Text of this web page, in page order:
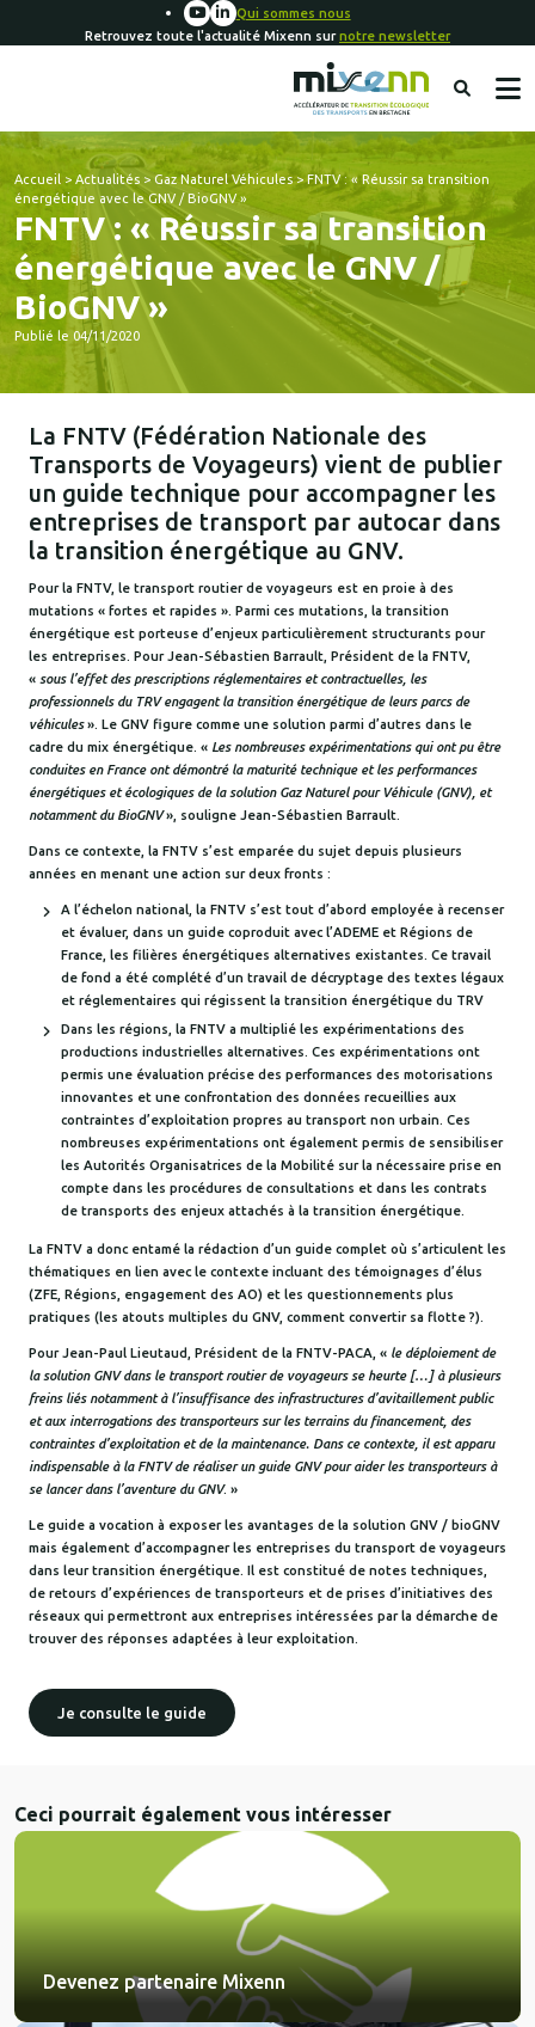
Qui sommes nous
Retrouvez toute l'actualité Mixenn surnotre newsletter
Accueil > Actualités > Gaz Naturel Véhicules> FNTV : « Réussir sa transition
énergétique avec le GNV / BioGNV »
FNTV : « Réussir sa transition
énergétique avec le GNV /
BioGNV »
Publié le 04/11/2020
La FNTV (Fédération Nationale des
Transports de Voyageurs) vient de publier
un guide technique pour accompagner les
entreprises de transport par autocar dans
la transition énergétique au GNV.
Pour la FNTV, le transport routier de voyageurs est en proie à des
mutations « fortes et rapides ». Parmi ces mutations, la transition
énergétique est porteuse d’enjeux particulièrement structurants pour
les entreprises. Pour Jean-Sébastien Barrault, Président de la FNTV,
« sous l’effet des prescriptions réglementaires et contractuelles, les
professionnels du TRV engagent la transition énergétique de leurs parcs de
véhicules». Le GNV figure comme une solution parmi d’autres dans le
cadre du mix énergétique. « Les nombreuses expérimentations qui ont pu être
conduites en France ont démontré la maturité technique et les performances
énergétiques et écologiques de la solution Gaz Naturel pour Véhicule (GNV), et
notamment du BioGNV», souligne Jean-Sébastien Barrault.
Dans ce contexte, la FNTV s’est emparée du sujet depuis plusieurs
années en menant une action sur deux fronts :
A l’échelon national, la FNTV s’est tout d’abord employée à recenser
et évaluer, dans un guide coproduit avec l’ADEME et Régions de
France, les filières énergétiques alternatives existantes. Ce travail
de fond a été complété d’un travail de décryptage des textes légaux
et réglementaires qui régissent la transition énergétique du TRV
Dans les régions, la FNTV a multiplié les expérimentations des
productions industrielles alternatives. Ces expérimentations ont
permis une évaluation précise des performances des motorisations
innovantes et une confrontation des données recueillies aux
contraintes d’exploitation propres au transport non urbain. Ces
nombreuses expérimentations ont également permis de sensibiliser
les Autorités Organisatrices de la Mobilité sur la nécessaire prise en
compte dans les procédures de consultations et dans les contrats
de transports des enjeux attachés à la transition énergétique.
La FNTV a donc entamé la rédaction d’un guide complet où s’articulent les
thématiques en lien avec le contexte incluant des témoignages d’élus
(ZFE, Régions, engagement des AO) et les questionnements plus
pratiques (les atouts multiples du GNV, comment convertir sa flotte ?).
Pour Jean-Paul Lieutaud, Président de la FNTV-PACA, « le déploiement de
la solution GNV dans le transport routier de voyageurs se heurte […] à plusieurs
freins liés notamment à l’insuffisance des infrastructures d’avitaillement public
et aux interrogations des transporteurs sur les terrains du financement, des
contraintes d’exploitation et de la maintenance. Dans ce contexte, il est apparu
indispensable à la FNTV de réaliser un guide GNV pour aider les transporteurs à
se lancer dans l’aventure du GNV. »
Le guide a vocation à exposer les avantages de la solution GNV / bioGNV
mais également d’accompagner les entreprises du transport de voyageurs
dans leur transition énergétique. Il est constitué de notes techniques,
de retours d’expériences de transporteurs et de prises d’initiatives des
réseaux qui permettront aux entreprises intéressées par la démarche de
trouver des réponses adaptées à leur exploitation.
Je consulte le guide
Ceci pourrait également vous intéresser
Devenez partenaire Mixenn